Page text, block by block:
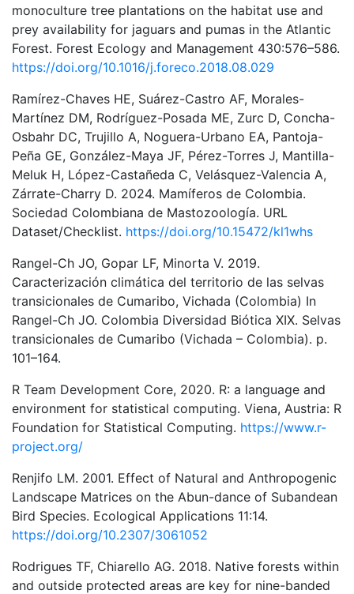
monoculture tree plantations on the habitat use and
prey availability for jaguars and pumas in the Atlantic
Forest. Forest Ecology and Management 430:576–586.
https://doi.org/10.1016/j.foreco.2018.08.029
Ramírez-Chaves HE, Suárez-Castro AF, Morales-
Martínez DM, Rodríguez-Posada ME, Zurc D, Concha-
Osbahr DC, Trujillo A, Noguera-Urbano EA, Pantoja-
Peña GE, González-Maya JF, Pérez-Torres J, Mantilla-
Meluk H, López-Castañeda C, Velásquez-Valencia A,
Zárrate-Charry D. 2024. Mamíferos de Colombia.
Sociedad Colombiana de Mastozoología. URL
Dataset/Checklist. https://doi.org/10.15472/kl1whs
Rangel-Ch JO, Gopar LF, Minorta V. 2019.
Caracterización climática del territorio de las selvas
transicionales de Cumaribo, Vichada (Colombia) In
Rangel-Ch JO. Colombia Diversidad Biótica XIX. Selvas
transicionales de Cumaribo (Vichada – Colombia). p.
101–164.
R Team Development Core, 2020. R: a language and
environment for statistical computing. Viena, Austria: R
Foundation for Statistical Computing. https://www.r-
project.org/
Renjifo LM. 2001. Effect of Natural and Anthropogenic
Landscape Matrices on the Abun-dance of Subandean
Bird Species. Ecological Applications 11:14.
https://doi.org/10.2307/3061052
Rodrigues TF, Chiarello AG. 2018. Native forests within
and outside protected areas are key for nine-banded